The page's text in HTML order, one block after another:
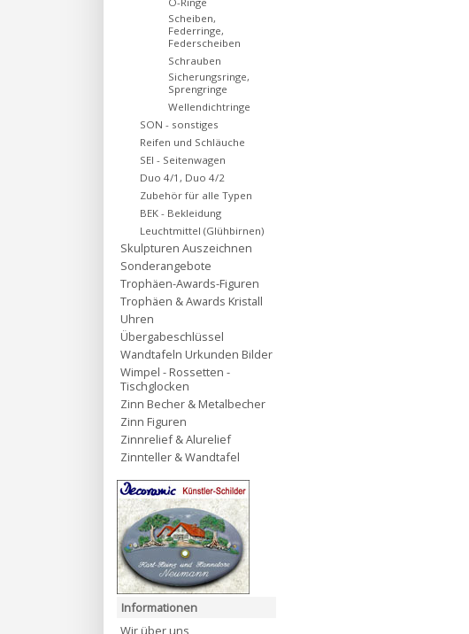
Scheiben,
Federringe,
Federscheiben
Schrauben
Sicherungsringe,
Sprengringe
Wellendichtringe
SON - sonstiges
Reifen und Schläuche
SEI - Seitenwagen
Duo 4/1, Duo 4/2
Zubehör für alle Typen
BEK - Bekleidung
Leuchtmittel (Glühbirnen)
Skulpturen Auszeichnen
Sonderangebote
Trophäen-Awards-Figuren
Trophäen & Awards Kristall
Uhren
Übergabeschlüssel
Wandtafeln Urkunden Bilder
Wimpel - Rossetten -
Tischglocken
Zinn Becher & Metalbecher
Zinn Figuren
Zinnrelief & Alurelief
Zinnteller & Wandtafel
Informationen
Wir über uns